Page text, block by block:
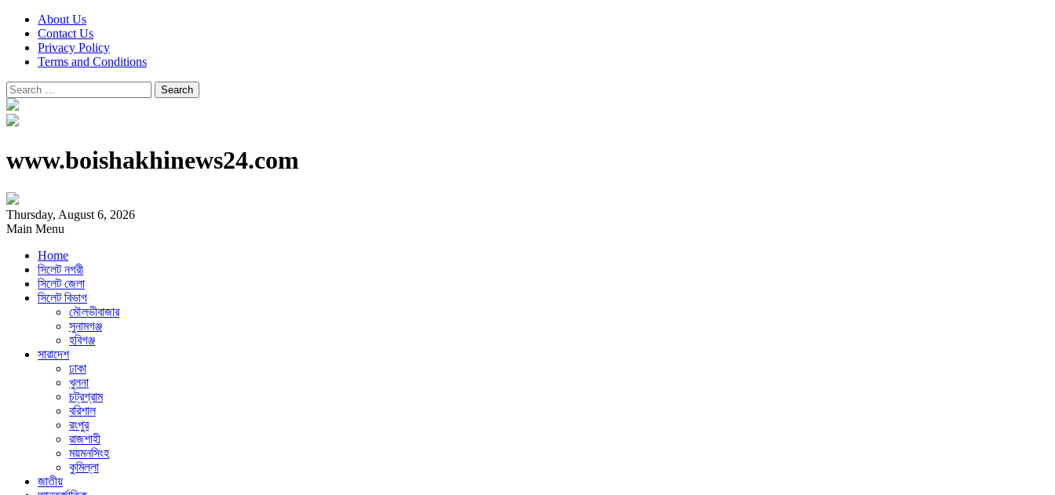
About Us
Contact Us
Privacy Policy
Terms and Conditions
Search
for:
www.boishakhinews24.com
Thursday, August 6, 2026
Main Menu
Home
সিলেট নগরী
সিলেট জেলা
সিলেট বিভাগ
মৌলভীবাজার
সুনামগঞ্জ
হবিগঞ্জ
সারাদেশ
ঢাকা
খুলনা
চট্রগ্রাম
বরিশাল
রংপুর
রাজশাহী
ময়মনসিংহ
কুমিল্লা
জাতীয়